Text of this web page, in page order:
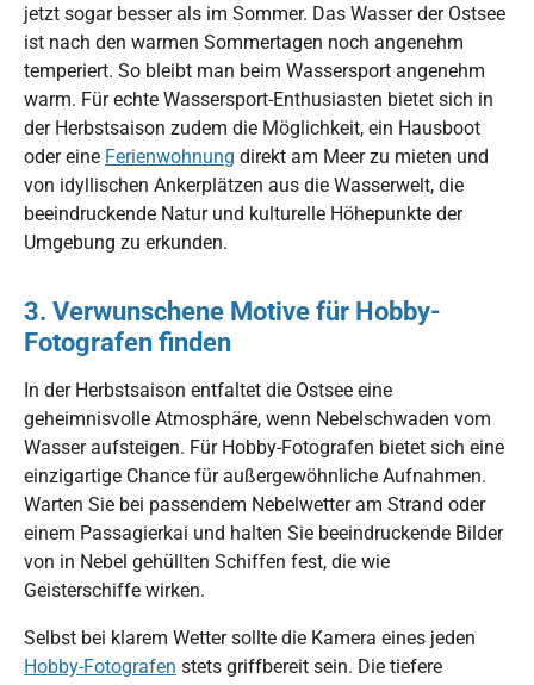
jetzt sogar besser als im Sommer. Das Wasser der Ostsee
ist nach den warmen Sommertagen noch angenehm
temperiert. So bleibt man beim Wassersport angenehm
warm. Für echte Wassersport-Enthusiasten bietet sich in
der Herbstsaison zudem die Möglichkeit, ein Hausboot
oder eine Ferienwohnung direkt am Meer zu mieten und
von idyllischen Ankerplätzen aus die Wasserwelt, die
beeindruckende Natur und kulturelle Höhepunkte der
Umgebung zu erkunden.
3. Verwunschene Motive für Hobby-
Fotografen finden
In der Herbstsaison entfaltet die Ostsee eine
geheimnisvolle Atmosphäre, wenn Nebelschwaden vom
Wasser aufsteigen. Für Hobby-Fotografen bietet sich eine
einzigartige Chance für außergewöhnliche Aufnahmen.
Warten Sie bei passendem Nebelwetter am Strand oder
einem Passagierkai und halten Sie beeindruckende Bilder
von in Nebel gehüllten Schiffen fest, die wie
Geisterschiffe wirken.
Selbst bei klarem Wetter sollte die Kamera eines jeden
Hobby-Fotografen stets griffbereit sein. Die tiefere